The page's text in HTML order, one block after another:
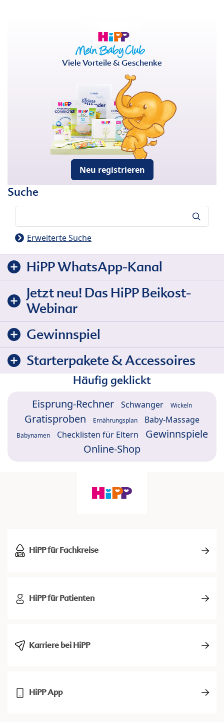
Viele Vorteile & Geschenke
Neu registrieren
Suche
Erweiterte Suche
HiPP WhatsApp-Kanal
Jetzt neu! Das HiPP Beikost-
Webinar
Gewinnspiel
Starterpakete & Accessoires
Häufig geklickt
Eisprung-Rechner Schwanger Wickeln
Gratisproben Ernährungsplan Baby-Massage
Babynamen Checklisten für Eltern
Gewinnspiele
Online-Shop
HiPP für Fachkreise
HiPP für Patienten
Karriere bei HiPP
HiPP App